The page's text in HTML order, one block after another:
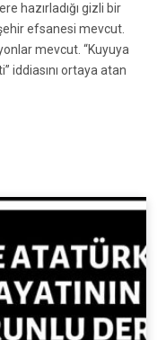
hazırladığı gizli bir
efsanesi mevcut.
mevcut. “Kuyuya
iddiasını ortaya atan